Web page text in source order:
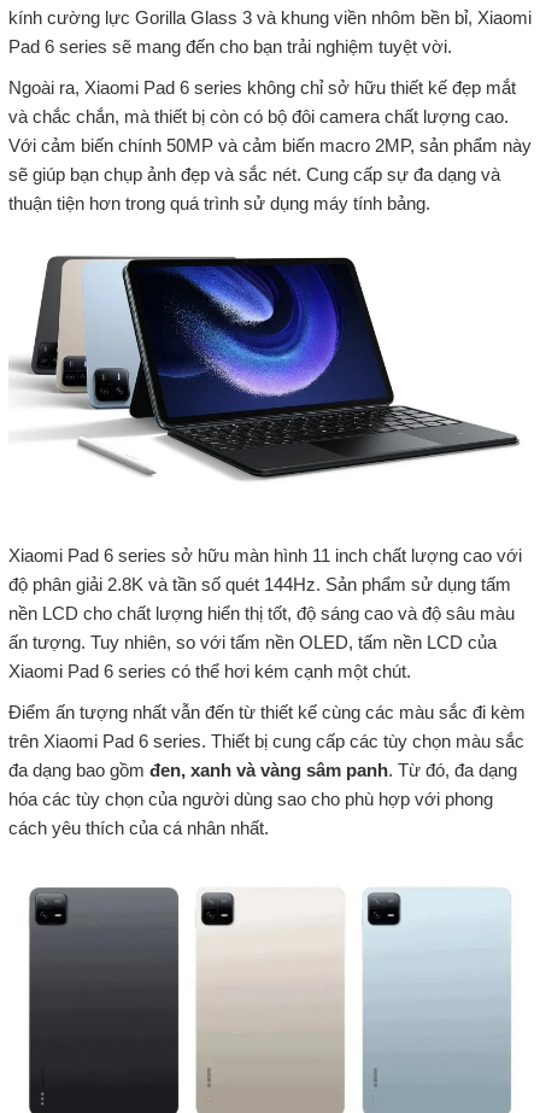
kính cường lực Gorilla Glass 3 và khung viền nhôm bền bỉ, Xiaomi
Pad 6 series sẽ mang đến cho bạn trải nghiệm tuyệt vời.
Ngoài ra, Xiaomi Pad 6 series không chỉ sở hữu thiết kế đẹp mắt
và chắc chắn, mà thiết bị còn có bộ đôi camera chất lượng cao.
Với cảm biến chính 50MP và cảm biến macro 2MP, sản phẩm này
sẽ giúp bạn chụp ảnh đẹp và sắc nét. Cung cấp sự đa dạng và
thuận tiện hơn trong quá trình sử dụng máy tính bảng.
Xiaomi Pad 6 series sở hữu màn hình 11 inch chất lượng cao với
độ phân giải 2.8K và tần số quét 144Hz. Sản phẩm sử dụng tấm
nền LCD cho chất lượng hiển thị tốt, độ sáng cao và độ sâu màu
ấn tượng. Tuy nhiên, so với tấm nền OLED, tấm nền LCD của
Xiaomi Pad 6 series có thể hơi kém cạnh một chút.
Điểm ấn tượng nhất vẫn đến từ thiết kế cùng các màu sắc đi kèm
trên Xiaomi Pad 6 series. Thiết bị cung cấp các tùy chọn màu sắc
đa dạng bao gồm đen, xanh và vàng sâm panh. Từ đó, đa dạng
hóa các tùy chọn của người dùng sao cho phù hợp với phong
cách yêu thích của cá nhân nhất.